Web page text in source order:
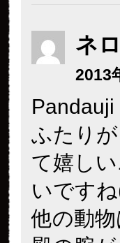
ネ
2013
ふたり
て嬉し
いです
他の動